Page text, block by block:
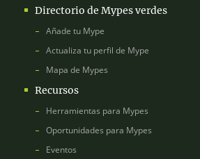
Directorio de Mypes verdes
Añade tu Mype
Actualiza tu perfil de Mype
Mapa de Mypes
Recursos
Herramientas para Mypes
Oportunidades para Mypes
Eventos